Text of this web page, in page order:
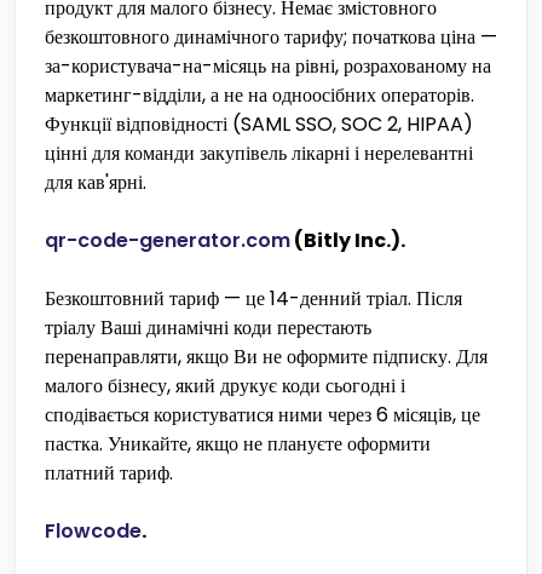
продукт для малого бізнесу. Немає змістовного
безкоштовного динамічного тарифу; початкова ціна —
за-користувача-на-місяць на рівні, розрахованому на
маркетинг-відділи, а не на одноосібних операторів.
Функції відповідності (SAML SSO, SOC 2, HIPAA)
цінні для команди закупівель лікарні і нерелевантні
для кав'ярні.
qr-code-generator.com(Bitly Inc.).
Безкоштовний тариф — це 14-денний тріал. Після
тріалу Ваші динамічні коди перестають
перенаправляти, якщо Ви не оформите підписку. Для
малого бізнесу, який друкує коди сьогодні і
сподівається користуватися ними через 6 місяців, це
пастка. Уникайте, якщо не плануєте оформити
платний тариф.
Flowcode.